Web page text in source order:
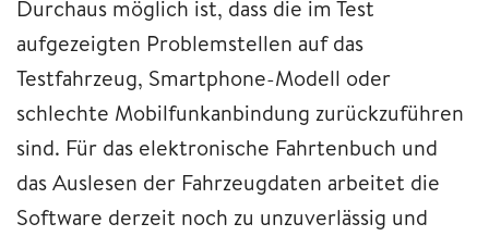
Durchaus möglich ist, dass die im Test
aufgezeigten Problemstellen auf das
Testfahrzeug, Smartphone-Modell oder
schlechte Mobilfunkanbindung zurückzuführen
sind. Für das elektronische Fahrtenbuch und
das Auslesen der Fahrzeugdaten arbeitet die
Software derzeit noch zu unzuverlässig und